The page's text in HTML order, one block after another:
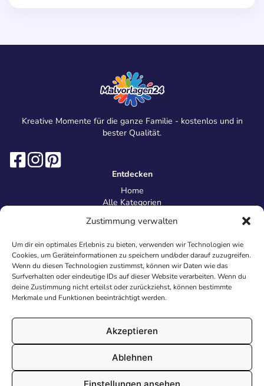
Zustimmung verwalten
Um dir ein optimales Erlebnis zu bieten, verwenden wir Technologien wie
Cookies, um Geräteinformationen zu speichern und/oder darauf zuzugreifen.
Wenn du diesen Technologien zustimmst, können wir Daten wie das
Surfverhalten oder eindeutige IDs auf dieser Website verarbeiten. Wenn du
deine Zustimmung nicht erteilst oder zurückziehst, können bestimmte
Merkmale und Funktionen beeinträchtigt werden.
Akzeptieren
Ablehnen
Einstellungen ansehen
Kreative Momente für die ganze Familie - kostenlos und in
bester Qualität.
Entdecken
Home
Alle Kategorien
Information
Über uns
Kontakt
Inhaltsrichtlinien
Recht & Datenschutz
Impressum
AGB
Cookies
© 2026 Malvorlagen24.de - Alle Rechte vorbehalten. Made with